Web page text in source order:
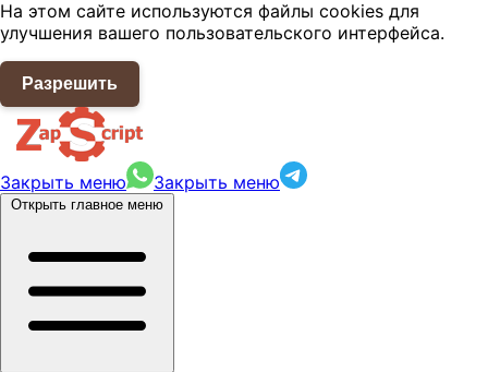
На этом сайте используются файлы cookies для
улучшения вашего пользовательского интерфейса.
Разрешить
Закрыть меню Закрыть меню
Открыть главное меню